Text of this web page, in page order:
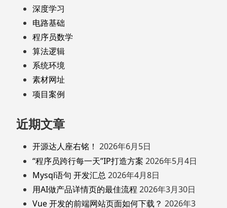
深度学习
电路基础
程序员数学
算法逻辑
系统环境
素材网址
项目案例
近期文章
开源达人座右铭！ 2026年6月5日
“程序员跨行每一天”IP打造方案 2026年5月4日
Mysql语句 开发汇总 2026年4月8日
用AI做产品详情页的最佳流程 2026年3月30日
Vue 开发的前端网站页面如何下载？ 2026年3